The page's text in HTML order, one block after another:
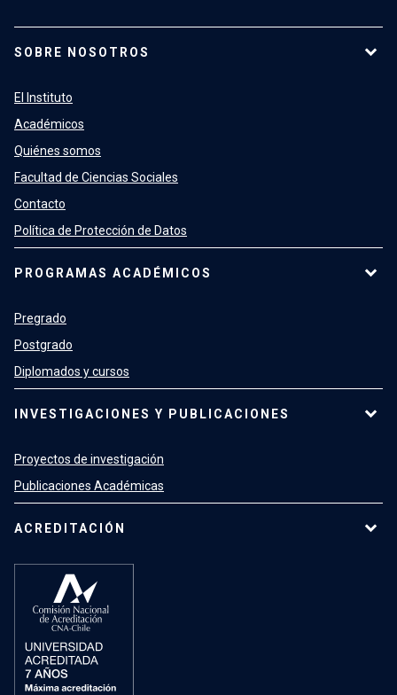
SOBRE NOSOTROS
El Instituto
Académicos
Quiénes somos
Facultad de Ciencias Sociales
Contacto
Política de Protección de Datos
PROGRAMAS ACADÉMICOS
Pregrado
Postgrado
Diplomados y cursos
INVESTIGACIONES Y PUBLICACIONES
Proyectos de investigación
Publicaciones Académicas
ACREDITACIÓN